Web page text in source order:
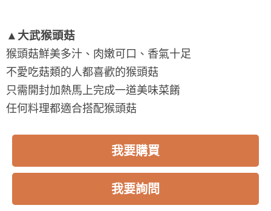
▲大武猴頭菇
猴頭菇鮮美多汁、肉嫩可口、香氣十足
不愛吃菇類的人都喜歡的猴頭菇
只需開封加熱馬上完成一道美味菜餚
任何料理都適合搭配猴頭菇
我要購買
我要詢問